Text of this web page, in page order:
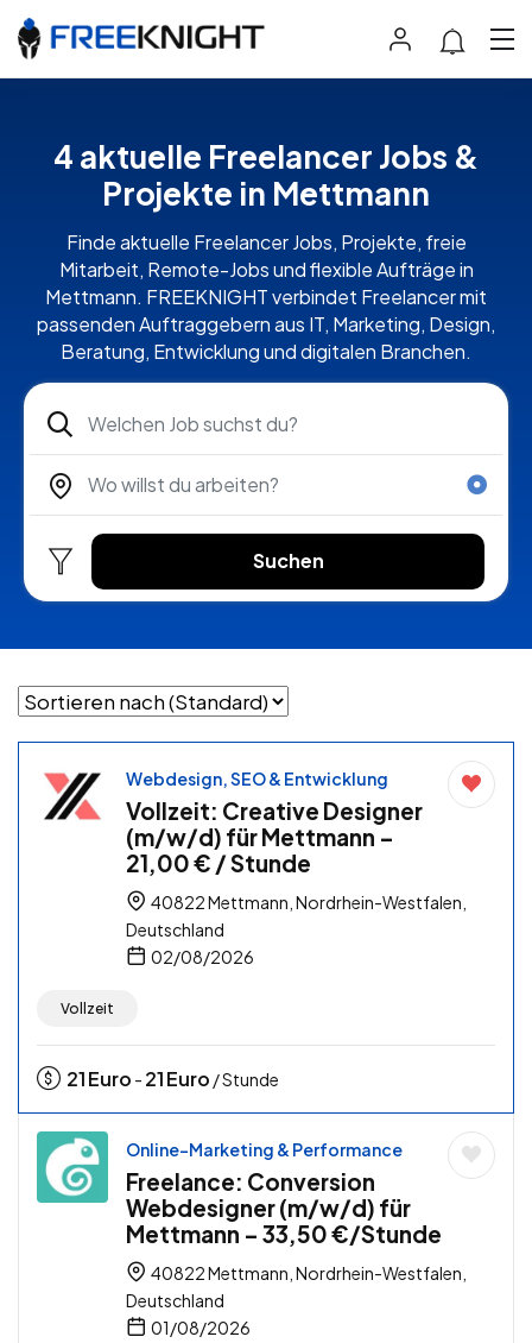
4 aktuelle Freelancer Jobs &
Projekte in Mettmann
Finde aktuelle Freelancer Jobs, Projekte, freie
Mitarbeit, Remote-Jobs und flexible Aufträge in
Mettmann. FREEKNIGHT verbindet Freelancer mit
passenden Auftraggebern aus IT, Marketing, Design,
Beratung, Entwicklung und digitalen Branchen.
Suchen
Webdesign, SEO & Entwicklung
Vollzeit: Creative Designer
(m/w/d) für Mettmann –
21,00 € / Stunde
40822 Mettmann, Nordrhein-Westfalen,
Deutschland
02/08/2026
Vollzeit
21Euro - 21Euro / Stunde
Online-Marketing & Performance
Freelance: Conversion
Webdesigner (m/w/d) für
Mettmann – 33,50 €/Stunde
40822 Mettmann, Nordrhein-Westfalen,
Deutschland
01/08/2026